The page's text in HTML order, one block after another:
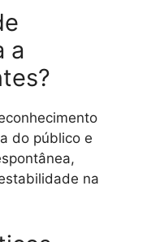
a
do público e
na